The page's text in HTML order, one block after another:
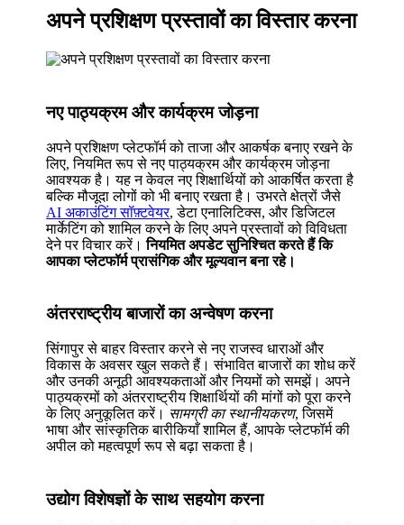
अपने प्रशिक्षण प्रस्तावों का विस्तार करना
नए पाठ्यक्रम और कार्यक्रम जोड़ना
अपने प्रशिक्षण प्लेटफॉर्म को ताजा और आकर्षक बनाए रखने के
लिए, नियमित रूप से नए पाठ्यक्रम और कार्यक्रम जोड़ना
आवश्यक है। यह न केवल नए शिक्षार्थियों को आकर्षित करता है
बल्कि मौजूदा लोगों को भी बनाए रखता है। उभरते क्षेत्रों जैसे
AI अकाउंटिंग सॉफ़्टवेयर, डेटा एनालिटिक्स, और डिजिटल
मार्केटिंग को शामिल करने के लिए अपने प्रस्तावों को विविधता
देने पर विचार करें।नियमित अपडेट सुनिश्चित करते हैं कि
आपका प्लेटफॉर्म प्रासंगिक और मूल्यवान बना रहे।
अंतरराष्ट्रीय बाजारों का अन्वेषण करना
सिंगापुर से बाहर विस्तार करने से नए राजस्व धाराओं और
विकास के अवसर खुल सकते हैं। संभावित बाजारों का शोध करें
और उनकी अनूठी आवश्यकताओं और नियमों को समझें। अपने
पाठ्यक्रमों को अंतरराष्ट्रीय शिक्षार्थियों की मांगों को पूरा करने
के लिए अनुकूलित करें। सामग्री का स्थानीयकरण, जिसमें
भाषा और सांस्कृतिक बारीकियाँ शामिल हैं, आपके प्लेटफॉर्म की
अपील को महत्वपूर्ण रूप से बढ़ा सकता है।
उद्योग विशेषज्ञों के साथ सहयोग करना